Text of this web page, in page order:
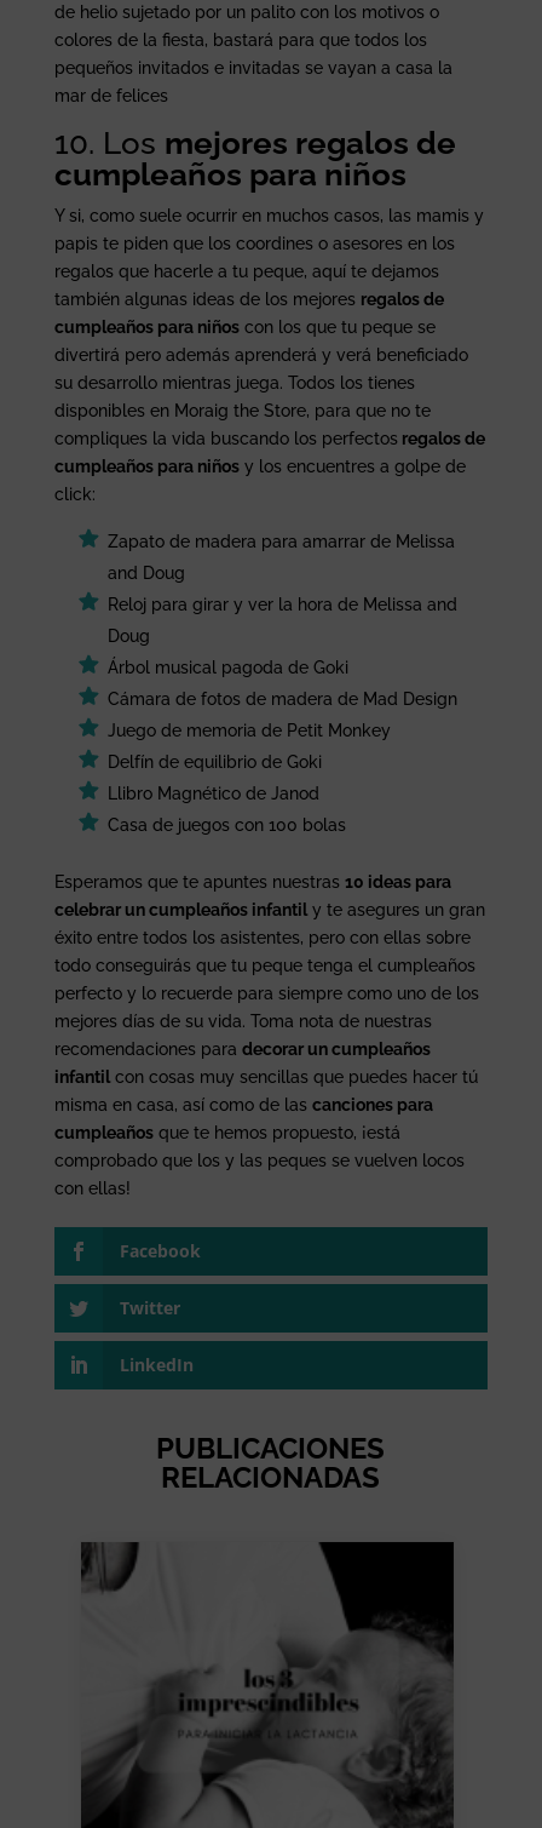
de helio sujetado por un palito con los motivos o
colores de la fiesta, bastará para que todos los
pequeños invitados e invitadas se vayan a casa la
mar de felices
10. Los mejores regalos de
cumpleaños para niños
Y si, como suele ocurrir en muchos casos, las mamis y
papis te piden que los coordines o asesores en los
regalos que hacerle a tu peque, aquí te dejamos
también algunas ideas de los mejores regalos de
cumpleaños para niñoscon los que tu peque se
divertirá pero además aprenderá y verá beneficiado
su desarrollo mientras juega. Todos los tienes
disponibles en Moraig the Store, para que no te
compliques la vida buscando los perfectosregalos de
cumpleaños para niñosy los encuentres a golpe de
click:
Zapato de madera para amarrar de Melissa
and Doug
Reloj para girar y ver la hora de Melissa and
Doug
Árbol musical pagoda de Goki
Cámara de fotos de madera de Mad Design
Juego de memoria de Petit Monkey
Delfín de equilibrio de Goki
Llibro Magnético de Janod
Casa de juegos con 100 bolas
Esperamos que te apuntes nuestras 10 ideas para
celebrar un cumpleaños infantily te asegures un gran
éxito entre todos los asistentes, pero con ellas sobre
todo conseguirás que tu peque tenga el cumpleaños
perfecto y lo recuerde para siempre como uno de los
mejores días de su vida. Toma nota de nuestras
recomendaciones para decorar un cumpleaños
infantilcon cosas muy sencillas que puedes hacer tú
misma en casa, así como de las canciones para
cumpleañosque te hemos propuesto, ¡está
comprobado que los y las peques se vuelven locos
con ellas!
Facebook
Twitter
LinkedIn
PUBLICACIONES
RELACIONADAS